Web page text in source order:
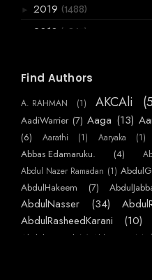
► 2019 (1488)
2018 (3867)
▼2016(2955)
(720)
► November(770)
►October (586)
▼ September (384)
ഒരു ആത്മത്യക്കുറി
പട്ടം
ഇന്നലെക്കണ്ട ഗ്രാമം
Find Authors
A. RAHMAN (1) AKCAli
AadiWarrier (7) Aaga (13)
(6)
Aarathi (1) Aaryaka (1)
Abbas Edamaruku. (4)
Abdul Nazer Ramadan (1)
AbdulHakeem (7)
AbdulNasser (34)
AbdulRasheedKarani (10)
Abdulmajeed (7) AbhiKattor (1)